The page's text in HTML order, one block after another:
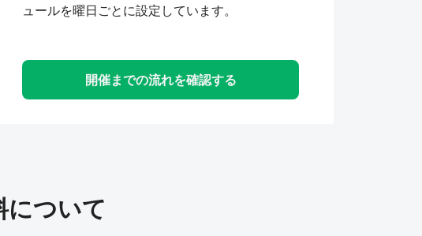
ュールを曜日ごとに設定しています。
開催までの流れを確認する
について